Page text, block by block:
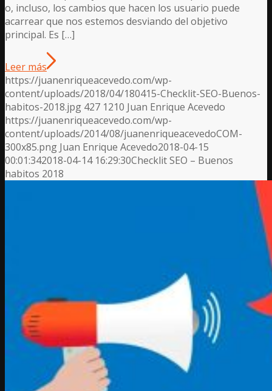
o, incluso, los cambios que hacen los usuario puede
acarrear que nos estemos desviando del objetivo
principal. Es […]
Leer más
https://juanenriqueacevedo.com/wp-
content/uploads/2018/04/180415-Checklit-SEO-Buenos-
habitos-2018.jpg 427 1210 Juan Enrique Acevedo
https://juanenriqueacevedo.com/wp-
content/uploads/2014/08/juanenriqueacevedoCOM-
300x85.png Juan Enrique Acevedo2018-04-15
00:01:342018-04-14 16:29:30Checklit SEO – Buenos
habitos 2018